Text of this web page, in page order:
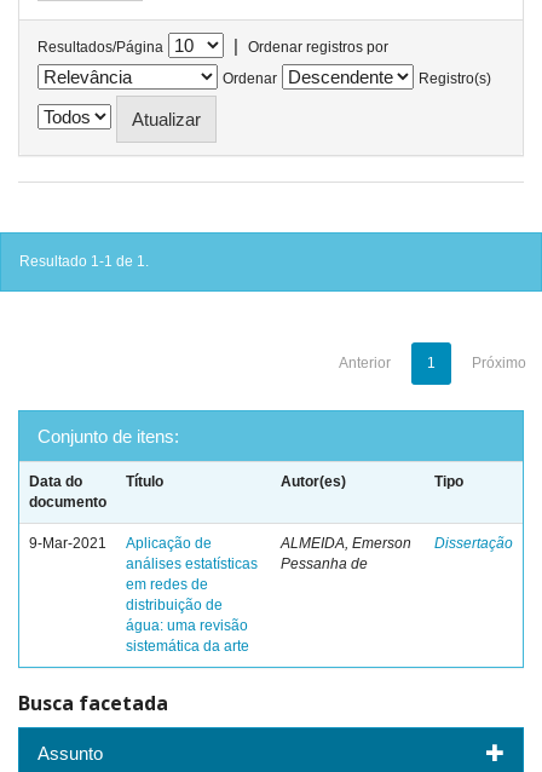
Resultados/Página |
Ordenar registros por
Ordenar
Registro(s)
Resultado 1-1 de 1.
Anterior 1 Próximo
Conjunto de itens:
Data do
documento
Título Autor(es) Tipo
9-Mar-2021
Aplicação de
análises estatísticas
em redes de
distribuição de
água: uma revisão
sistemática da arte
ALMEIDA, Emerson
Pessanha de
Dissertação
Busca facetada
Assunto